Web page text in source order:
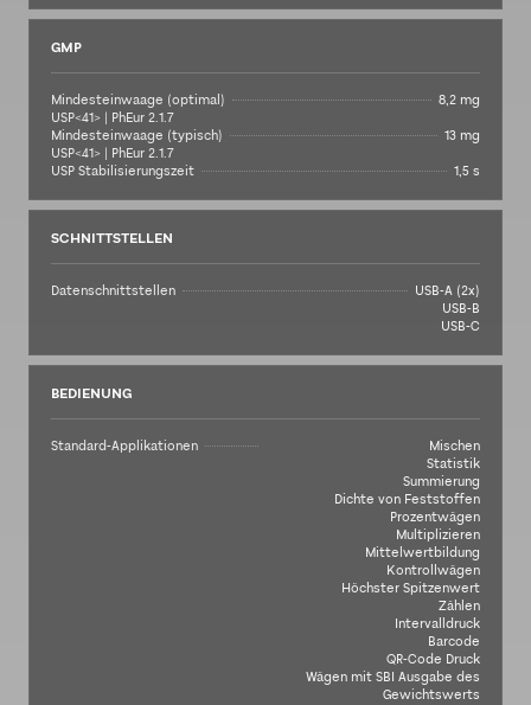
GMP
Mindesteinwaage (optimal)
USP<41> | PhEur 2.1.7
8,2 mg
Mindesteinwaage (typisch)
USP<41> | PhEur 2.1.7
13 mg
USP Stabilisierungszeit
1,5 s
SCHNITTSTELLEN
Datenschnittstellen
USB-A (2x)
USB-B
USB-C
BEDIENUNG
Standard-Applikationen
Mischen
Statistik
Summierung
Dichte von Feststoffen
Prozentwägen
Multiplizieren
Mittelwertbildung
Kontrollwägen
Höchster Spitzenwert
Zählen
Intervalldruck
Barcode
QR-Code Druck
Wägen mit SBI Ausgabe des
Gewichtswerts